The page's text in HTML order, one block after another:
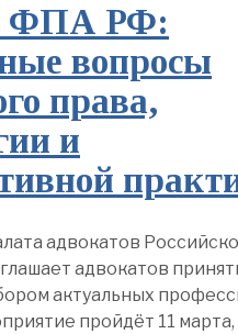
ФПА РФ:
вопросы
права,
и
адвокатов
адвокатов
актуальных
пройдёт 11